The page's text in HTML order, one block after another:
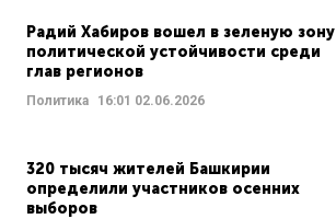
Радий Хабиров вошел в зеленую зону
политической устойчивости среди
глав регионов
Политика 16:01 02.06.2026
320 тысяч жителей Башкирии
определили участников осенних
выборов